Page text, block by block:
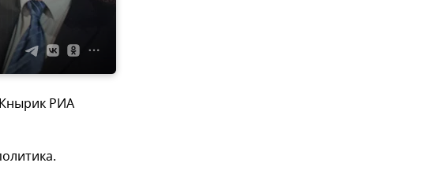
РИА